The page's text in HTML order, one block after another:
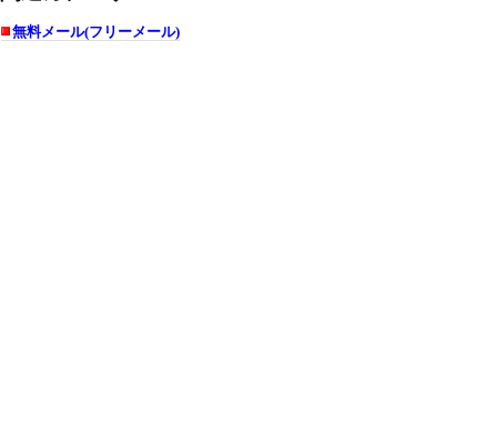
無料メール(フリーメール)